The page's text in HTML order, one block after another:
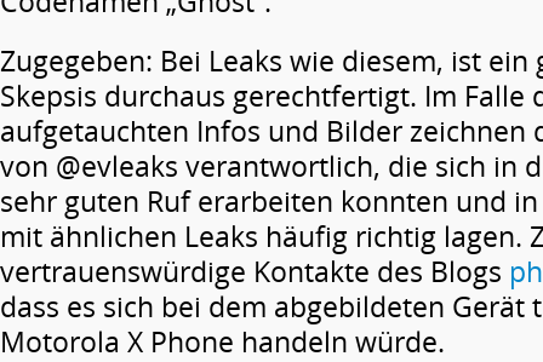
Zugegeben: Bei Leaks wie diesem, ist
Skepsis durchaus gerechtfertigt. Im Falle
aufgetauchten Infos und Bilder zeichnen
von @evleaks verantwortlich, die sich in
sehr guten Ruf erarbeiten konnten und
mit ähnlichen Leaks häufig richtig lagen.
vertrauenswürdige Kontakte des Blogs
dass es sich bei dem abgebildeten Gerät
Motorola X Phone handeln würde.